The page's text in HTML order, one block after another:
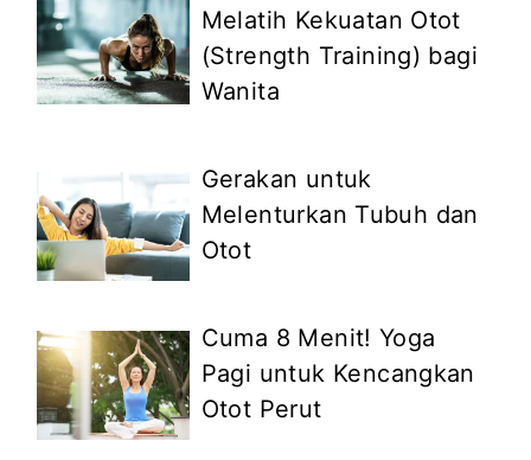
Melatih Kekuatan Otot
(Strength Training) bagi
Wanita
Gerakan untuk
Melenturkan Tubuh dan
Otot
Cuma 8 Menit! Yoga
Pagi untuk Kencangkan
Otot Perut